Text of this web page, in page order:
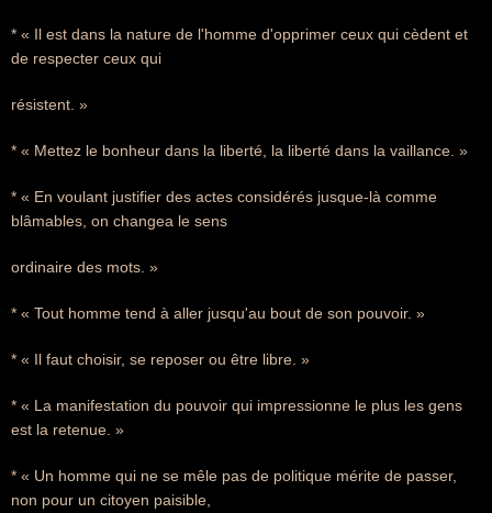
* « Il est dans la nature de l'homme d'opprimer ceux qui cèdent et
de respecter ceux qui
résistent. »
* « Mettez le bonheur dans la liberté, la liberté dans la vaillance. »
* « En voulant justifier des actes considérés jusque-là comme
blâmables, on changea le sens
ordinaire des mots. »
* « Tout homme tend à aller jusqu'au bout de son pouvoir. »
* « Il faut choisir, se reposer ou être libre. »
* « La manifestation du pouvoir qui impressionne le plus les gens
est la retenue. »
* « Un homme qui ne se mêle pas de politique mérite de passer,
non pour un citoyen paisible,